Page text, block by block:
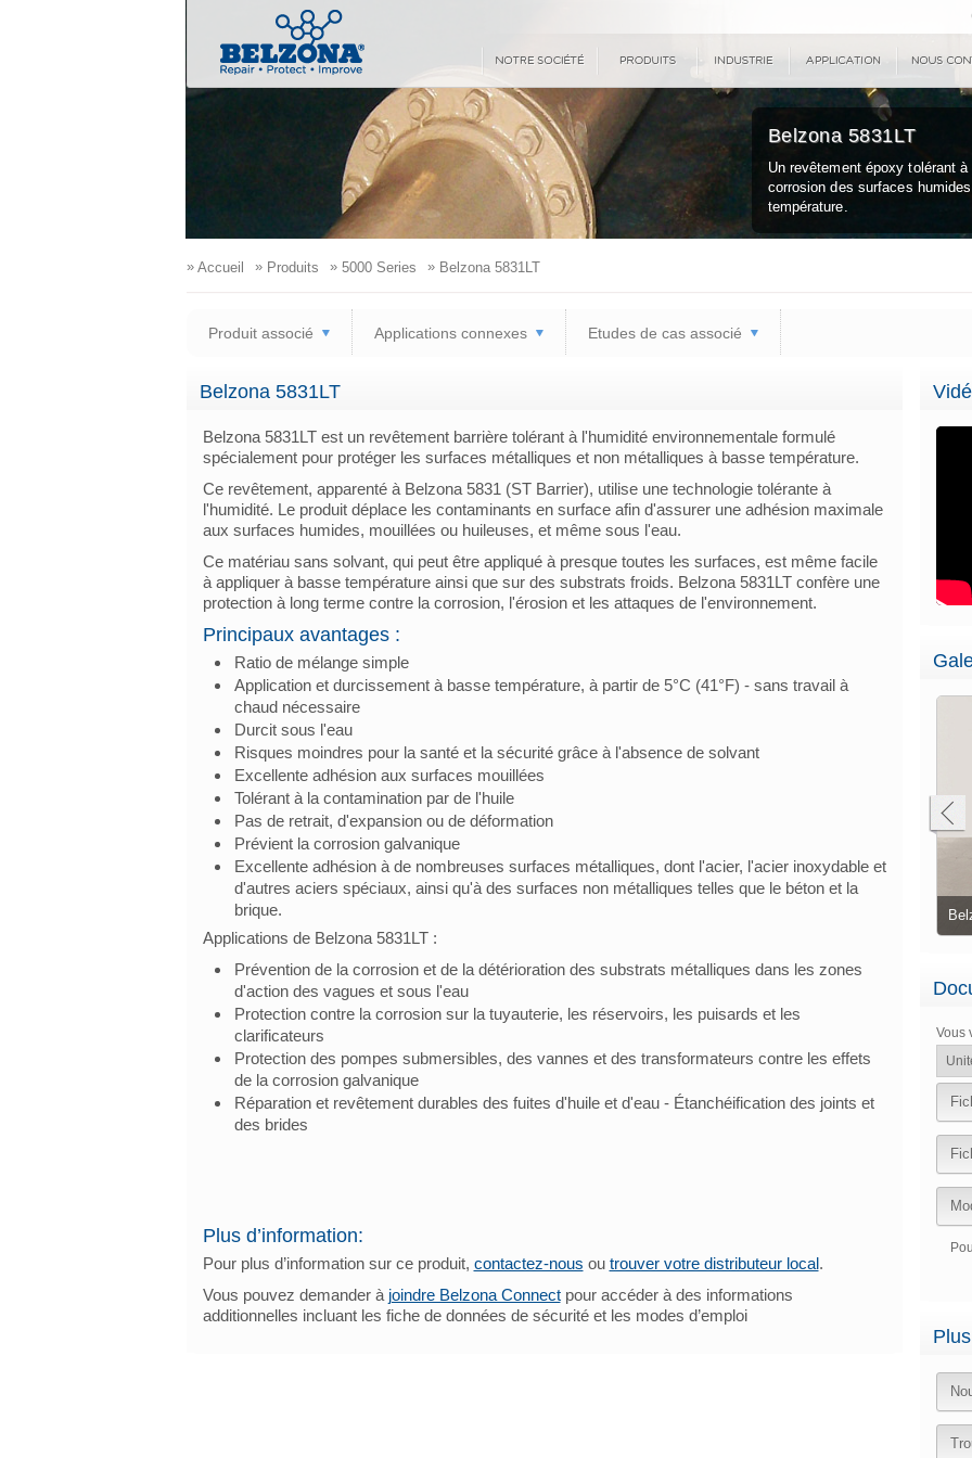
Belzona 5831LT
Un revêtement époxy tolérant
corrosion des surfaces
température.
»Accueil »Produits »5000 Series »Belzona 5831LT
Produit associé Applications connexes Etudes de cas associé
Belzona 5831LT
Belzona 5831LT est un revêtement barrière tolérant à l'humidité environnementale formulé
spécialement pour protéger les surfaces métalliques et non métalliques à basse température.
Ce revêtement, apparenté à Belzona 5831 (ST Barrier), utilise une technologie tolérante à
l'humidité. Le produit déplace les contaminants en surface afin d'assurer une adhésion maximale
aux surfaces humides, mouillées ou huileuses, et même sous l'eau.
Ce matériau sans solvant, qui peut être appliqué à presque toutes les surfaces, est même facile
à appliquer à basse température ainsi que sur des substrats froids. Belzona 5831LT confère une
protection à long terme contre la corrosion, l'érosion et les attaques de l'environnement.
Principaux avantages :
Ratio de mélange simple
Application et durcissement à basse température, à partir de 5°C (41°F) - sans travail à
chaud nécessaire
Durcit sous l'eau
Risques moindres pour la santé et la sécurité grâce à l'absence de solvant
Excellente adhésion aux surfaces mouillées
Tolérant à la contamination par de l'huile
Pas de retrait, d'expansion ou de déformation
Prévient la corrosion galvanique
Excellente adhésion à de nombreuses surfaces métalliques, dont l'acier, l'acier inoxydable et
d'autres aciers spéciaux, ainsi qu'à des surfaces non métalliques telles que le béton et la
brique.
Applications de Belzona 5831LT :
Prévention de la corrosion et de la détérioration des substrats métalliques dans les zones
d'action des vagues et sous l'eau
Protection contre la corrosion sur la tuyauterie, les réservoirs, les puisards et les
clarificateurs
Protection des pompes submersibles, des vannes et des transformateurs contre les effets
de la corrosion galvanique
Réparation et revêtement durables des fuites d'huile et d'eau - Étanchéification des joints et
des brides
Plus d’information:
Pour plus d’information sur ce produit, contactez-nous ou trouver votre distributeur local.
Vous pouvez demander à joindre Belzona Connectpour accéder à des informations
additionnelles incluant les fiche de données de sécurité et les modes d’emploi
Belzona 5831 (ST-Barrier) appliqué à des
Vous